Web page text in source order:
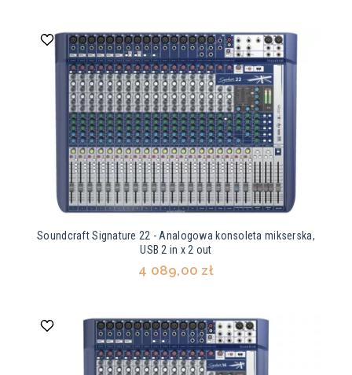
Soundcraft Signature 22 - Analogowa konsoleta mikserska,
USB 2 in x 2 out
4 089,00 zł